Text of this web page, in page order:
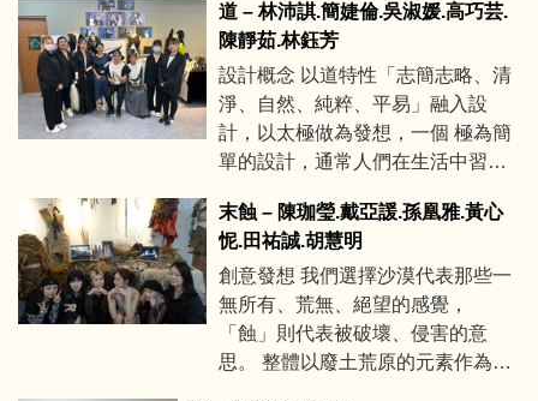
滿瀏海的部分以辮子呈現，搭配緊
身的服裝， 展現出蛇彎曲的行象。
3. 憤怒: 贈恨他人歧視、過分的警戒
心、對人有傷害的意圖， 整體俐落
強調眼神凶狠。 4. 怠惰: 對任何事
都缺乏動力和耐心，以熊作為靈
的慵懶形象。 5. 貪婪: 希望佔有比
所需更多的事務尤其是金錢跟權力
的過 分追求，整體以銀色為主，給
人一種紙醉金迷的效果。 6. 暴食:
浪費食物或過度放縱食慾，在胸前
和臉上貼滿糖果， 呈現貪吃的感
道 – 林沛諆.簡婕倫.吳淑媛.高巧芸.
陳靜茹.林鈺芳
設計概念 以道特性「志簡志略、清
淨、自然、純粹、平易」融入設
計，以太極做為發想，一個 極為簡
單的設計，通常人們在生活中習慣
次我們要 逆向操作，減去那些被人
們加上去東西，只留下些許的點
綴，在繁雜的生活中找到平 衡就像
是太極一樣簡單且自然。
末蝕 – 陳珈瑩.戴亞諼.孫凰雅.黃心
怩.田祐誠.胡慧明
創意發想 我們選擇沙漠代表那些一
無所有、荒無、絕望的感覺，
「蝕」則代表被破壞、侵害的意
思。 整體以廢土荒原的元素作為主